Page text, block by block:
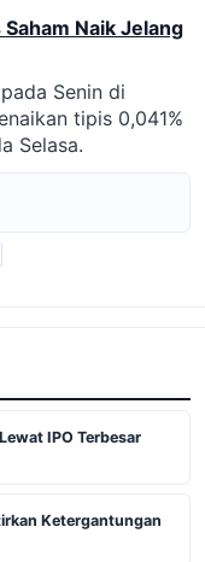
Naik Jelang
Senin di
tipis 0,041%
Selasa.
IPO Terbesar
Ketergantungan